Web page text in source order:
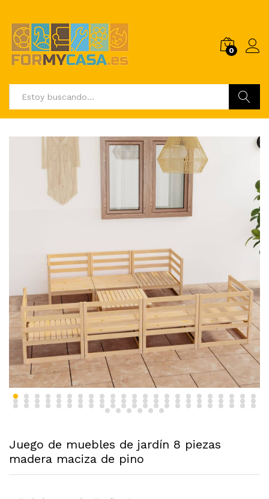
0
Juego de muebles de jardín 8 piezas
madera maciza de pino